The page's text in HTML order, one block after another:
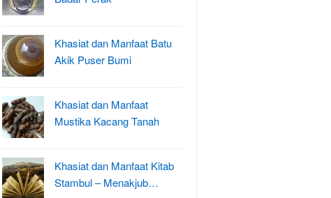
Khasiat dan Manfaat Batu
Akik Puser Bumi
Khasiat dan Manfaat
Mustika Kacang Tanah
Khasiat dan Manfaat Kitab
Stambul – Menakjub…